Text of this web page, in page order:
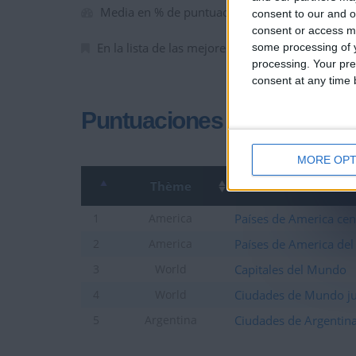
consent to our and
consent or access
some processing of
processing. Your
consent at any time
MORE
Media en % de puntuación max. :41.73%
En la lista de las mejores partidas :0
Puntuaciones
Thème
Países de America
Países de America del
Capitales del Mundo
Ciudades de Mundo
Ciudades de